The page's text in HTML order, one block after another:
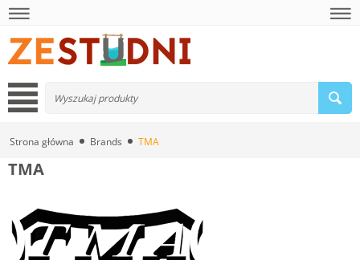
Strona główna Brands TMA
TMA